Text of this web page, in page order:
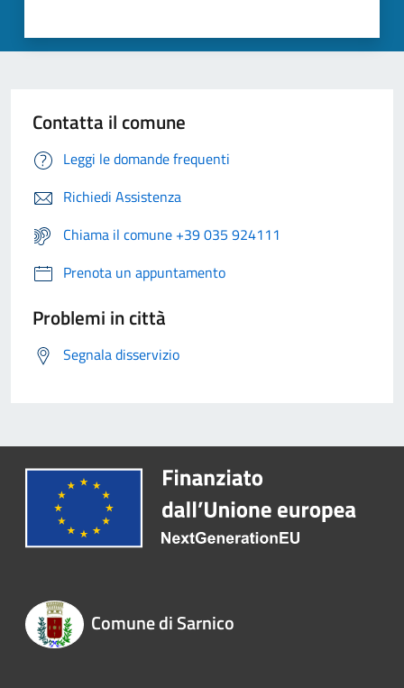
Contatta il comune
Leggi le domande frequenti
Richiedi Assistenza
Chiama il comune +39 035 924111
Prenota un appuntamento
Problemi in città
Segnala disservizio
Comune di Sarnico